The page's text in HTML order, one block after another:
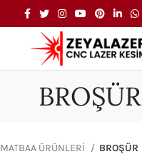
BROŞÜR
MATBAA ÜRÜNLERİ
BROŞÜR